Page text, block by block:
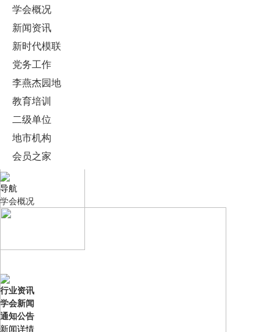
学会概况
新闻资讯
新时代模联
党务工作
李燕杰园地
教育培训
二级单位
地市机构
会员之家
导航
学会概况
行业资讯
学会新闻
通知公告
新闻详情